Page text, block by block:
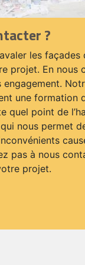
?
les façades
projet. En nous
engagement.
une formation
quel point de
nous permet
pas à nous
projet.